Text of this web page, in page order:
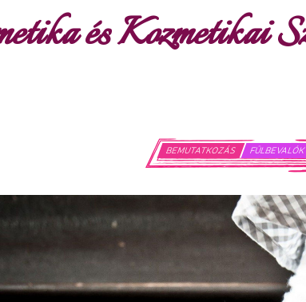
és Kozmetikai
BEMUTATKOZÁS FÜLBEVALÓK